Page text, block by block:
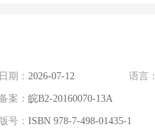
日期： 2026-07-12 语言：
案： 皖B2-20160070-13A
版号： ISBN 978-7-498-01435-1